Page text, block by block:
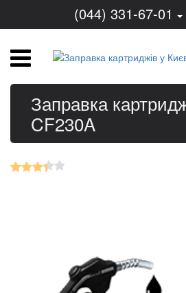
(044) 331-67-01
Заправка
CF230A